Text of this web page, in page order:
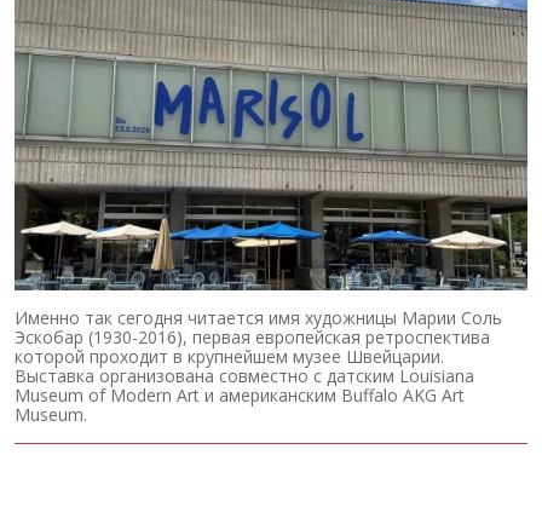
Именно так сегодня читается имя художницы Марии Соль
Эскобар (1930-2016), первая европейская ретроспектива
которой проходит в крупнейшем музее Швейцарии.
Выставка организована совместно с датским Louisiana
Museum of Modern Art и американским Buffalo AKG Art
Museum.